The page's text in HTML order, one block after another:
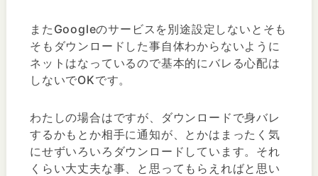
またGoogleのサービスを別途設定しないとそも
そもダウンロードした事自体わからないように
ネットはなっているので基本的にバレる心配は
しないでOKです。
わたしの場合はですが、ダウンロードで身バレ
するかもとか相手に通知が、とかはまったく気
にせずいろいろダウンロードしています。それ
くらい大丈夫な事、と思ってもらえればと思い